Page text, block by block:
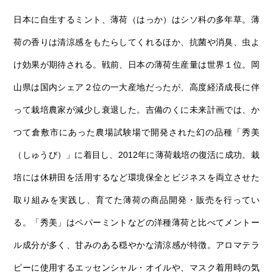
日本に自生するミント、薄荷（はっか）はシソ科の多年草。薄
荷の香りは清涼感をもたらしてくれるほか、抗菌や消臭、虫よ
け効果が期待される。戦前、日本の薄荷生産量は世界１位。岡
山県は国内シェア２位の一大産地だったが、高度経済成長に伴
って栽培農家が減少し衰退した。吉備のくに未来計画では、か
つて倉敷市にあった農場試験場で開発された幻の品種「秀美
（しゅうび）」に着目し、2012年に薄荷栽培の復活に成功。栽
培には休耕田を活用するなど環境保全とビジネスを両立させた
取り組みを実践し、育てた薄荷の商品開発・販売を行ってい
る。「秀美」はペパーミントなどの洋種薄荷と比べてメントー
ル成分が多く、甘みのある穏やかな清涼感が特徴。アロマテラ
ピーに使用するエッセンシャル・オイルや、マスク着用時の気